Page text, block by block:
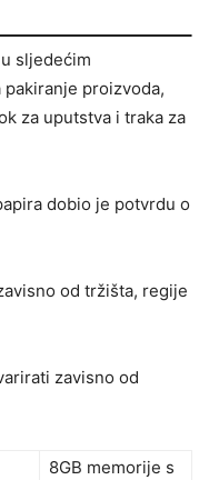
sljedećim
pakiranje proizvoda,
za uputstva i traka za
dobio je potvrdu o
od tržišta, regije
zavisno od
8GB memorije s